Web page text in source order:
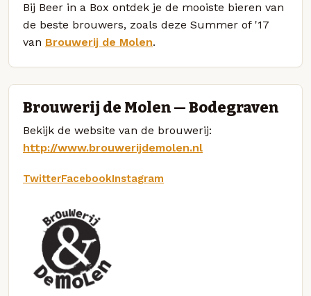
Bij Beer in a Box ontdek je de mooiste bieren van
de beste brouwers, zoals deze Summer of '17
van Brouwerij de Molen.
Brouwerij de Molen — Bodegraven
Bekijk de website van de brouwerij:
http://www.brouwerijdemolen.nl
TwitterFacebookInstagram